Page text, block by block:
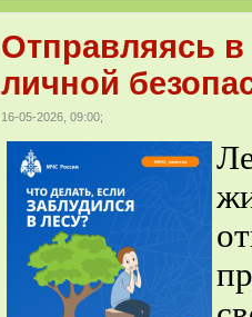
Отправляясь
личной
16-05-2026, 09:00;